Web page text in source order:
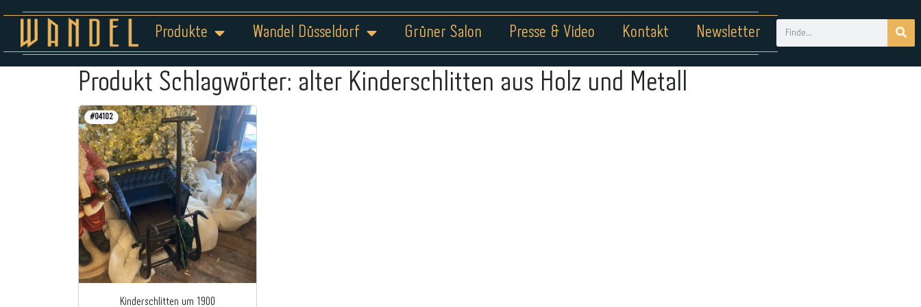
Produkte Wandel Düsseldorf Grüner Salon Presse & Video Kontakt Newsletter
Produkt Schlagwörter: alter Kinderschlitten aus Holz und Metall
#04102
Kinderschlitten um 1900